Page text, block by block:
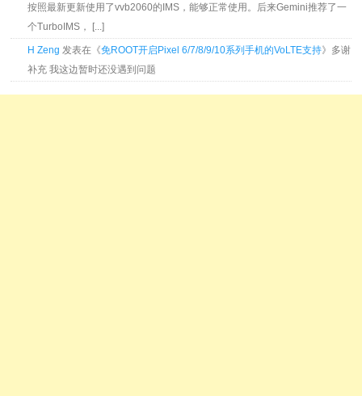
按照最新更新使用了vvb2060的IMS，能够正常使用。后来Gemini推荐了一
个TurboIMS， [...]
H Zeng 发表在《免ROOT开启Pixel 6/7/8/9/10系列手机的VoLTE支持》多谢
补充 我这边暂时还没遇到问题